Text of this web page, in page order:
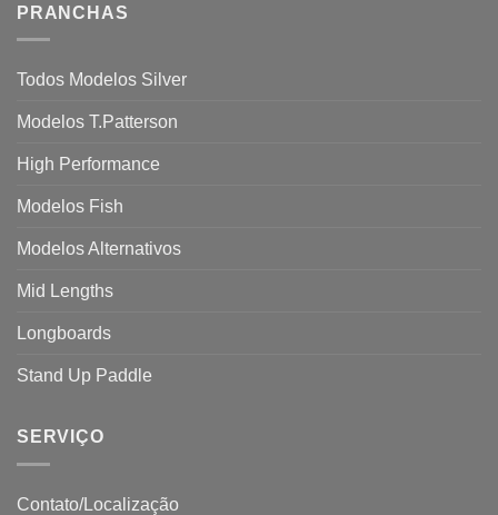
PRANCHAS
Todos Modelos Silver
Modelos T.Patterson
High Performance
Modelos Fish
Modelos Alternativos
Mid Lengths
Longboards
Stand Up Paddle
SERVIÇO
Contato/Localização